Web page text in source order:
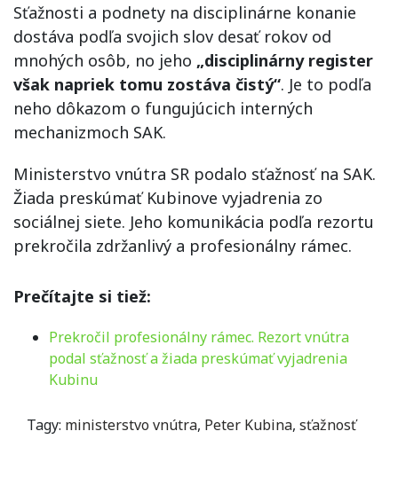
Sťažnosti a podnety na disciplinárne konanie
dostáva podľa svojich slov desať rokov od
mnohých osôb, no jeho „disciplinárny register
však napriek tomu zostáva čistý“. Je to podľa
neho dôkazom o fungujúcich interných
mechanizmoch SAK.
Ministerstvo vnútra SR podalo sťažnosť na SAK.
Žiada preskúmať Kubinove vyjadrenia zo
sociálnej siete. Jeho komunikácia podľa rezortu
prekročila zdržanlivý a profesionálny rámec.
Prečítajte si tiež:
Prekročil profesionálny rámec. Rezort vnútra
podal sťažnosť a žiada preskúmať vyjadrenia
Kubinu
Tagy: ministerstvo vnútra, Peter Kubina, sťažnosť